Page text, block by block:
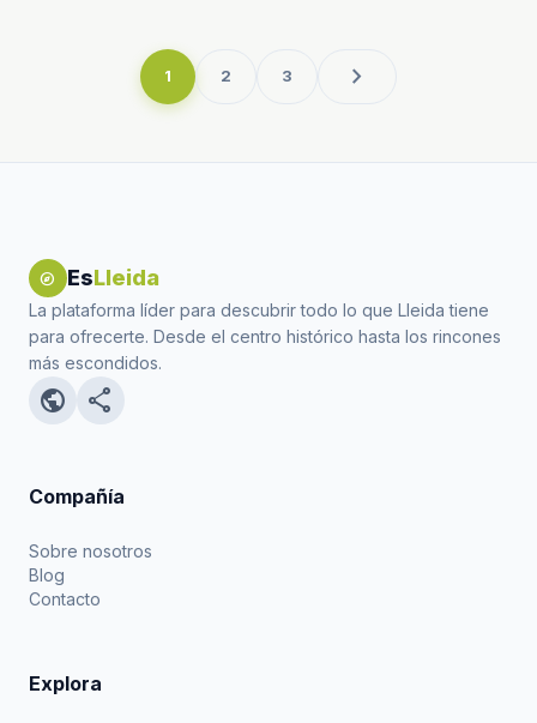
1 2 3 chevron_right
explore EsLleida
La plataforma líder para descubrir todo lo que Lleida tiene
para ofrecerte. Desde el centro histórico hasta los rincones
más escondidos.
public share
Compañía
Sobre nosotros
Blog
Contacto
Explora